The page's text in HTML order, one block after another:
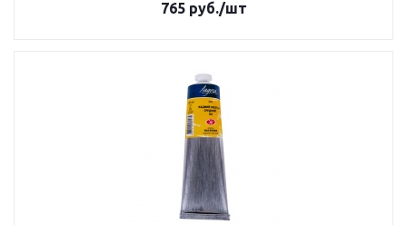
765 руб./шт